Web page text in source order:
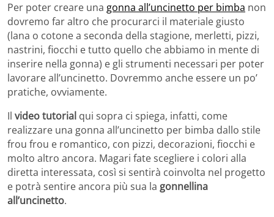
Per poter creare una gonna all’uncinetto per bimba non
dovremo far altro che procurarci il materiale giusto
(lana o cotone a seconda della stagione, merletti, pizzi,
nastrini, fiocchi e tutto quello che abbiamo in mente di
inserire nella gonna) e gli strumenti necessari per poter
lavorare all’uncinetto. Dovremmo anche essere un po’
pratiche, ovviamente.
Il video tutorial qui sopra ci spiega, infatti, come
realizzare una gonna all’uncinetto per bimba dallo stile
frou frou e romantico, con pizzi, decorazioni, fiocchi e
molto altro ancora. Magari fate scegliere i colori alla
diretta interessata, così si sentirà coinvolta nel progetto
e potrà sentire ancora più sua la gonnellina
all’uncinetto.